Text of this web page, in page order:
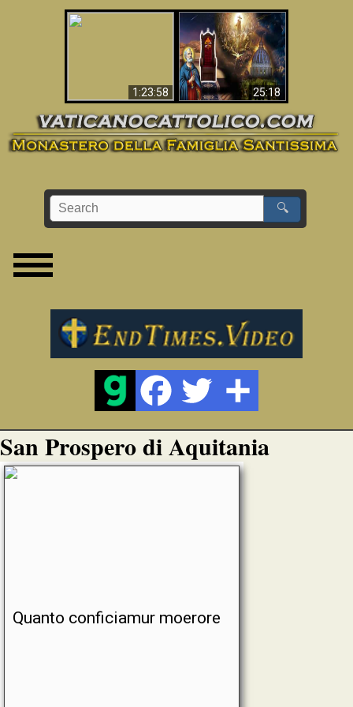
1:23:58 25:18
La Bibbia ha previsto
70 anni senza Papa?
🔍
San Prospero di Aquitania
Quanto conficiamur moerore